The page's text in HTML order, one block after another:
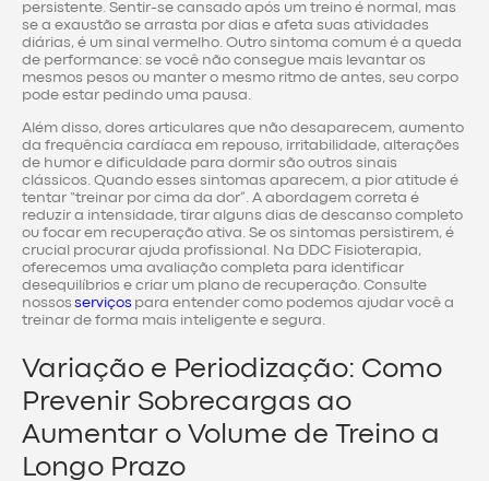
persistente. Sentir-se cansado após um treino é normal, mas
se a exaustão se arrasta por dias e afeta suas atividades
diárias, é um sinal vermelho. Outro sintoma comum é a queda
de performance: se você não consegue mais levantar os
mesmos pesos ou manter o mesmo ritmo de antes, seu corpo
pode estar pedindo uma pausa.
Além disso, dores articulares que não desaparecem, aumento
da frequência cardíaca em repouso, irritabilidade, alterações
de humor e dificuldade para dormir são outros sinais
clássicos. Quando esses sintomas aparecem, a pior atitude é
tentar “treinar por cima da dor”. A abordagem correta é
reduzir a intensidade, tirar alguns dias de descanso completo
ou focar em recuperação ativa. Se os sintomas persistirem, é
crucial procurar ajuda profissional. Na DDC Fisioterapia,
oferecemos uma avaliação completa para identificar
desequilíbrios e criar um plano de recuperação. Consulte
nossos serviços para entender como podemos ajudar você a
treinar de forma mais inteligente e segura.
Variação e Periodização: Como
Prevenir Sobrecargas ao
Aumentar o Volume de Treino a
Longo Prazo